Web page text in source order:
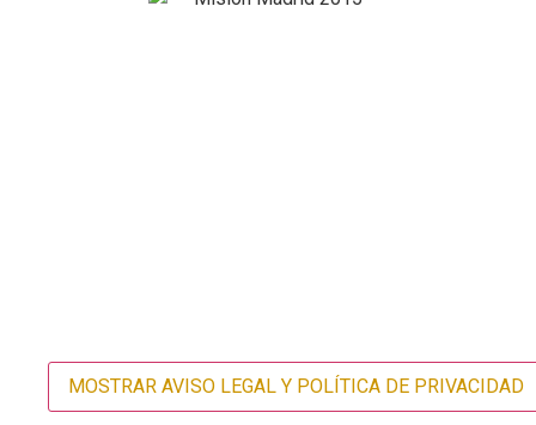
MOSTRAR AVISO LEGAL Y POLÍTICA DE PRIVACIDAD